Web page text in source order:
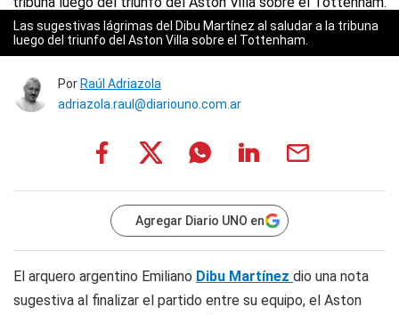
Las sugestivas lágrimas del Dibu Martínez al saludar a la tribuna
luego del triunfo del Aston Villa sobre el Tottenham.
Por Raúl Adriazola
adriazola.raul@diariouno.com.ar
Agregar Diario UNO en
El arquero argentino Emiliano Dibu Martínez dio una nota
sugestiva al finalizar el partido entre su equipo, el Aston